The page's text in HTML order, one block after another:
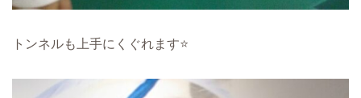
トンネルも上手にくぐれます⭐